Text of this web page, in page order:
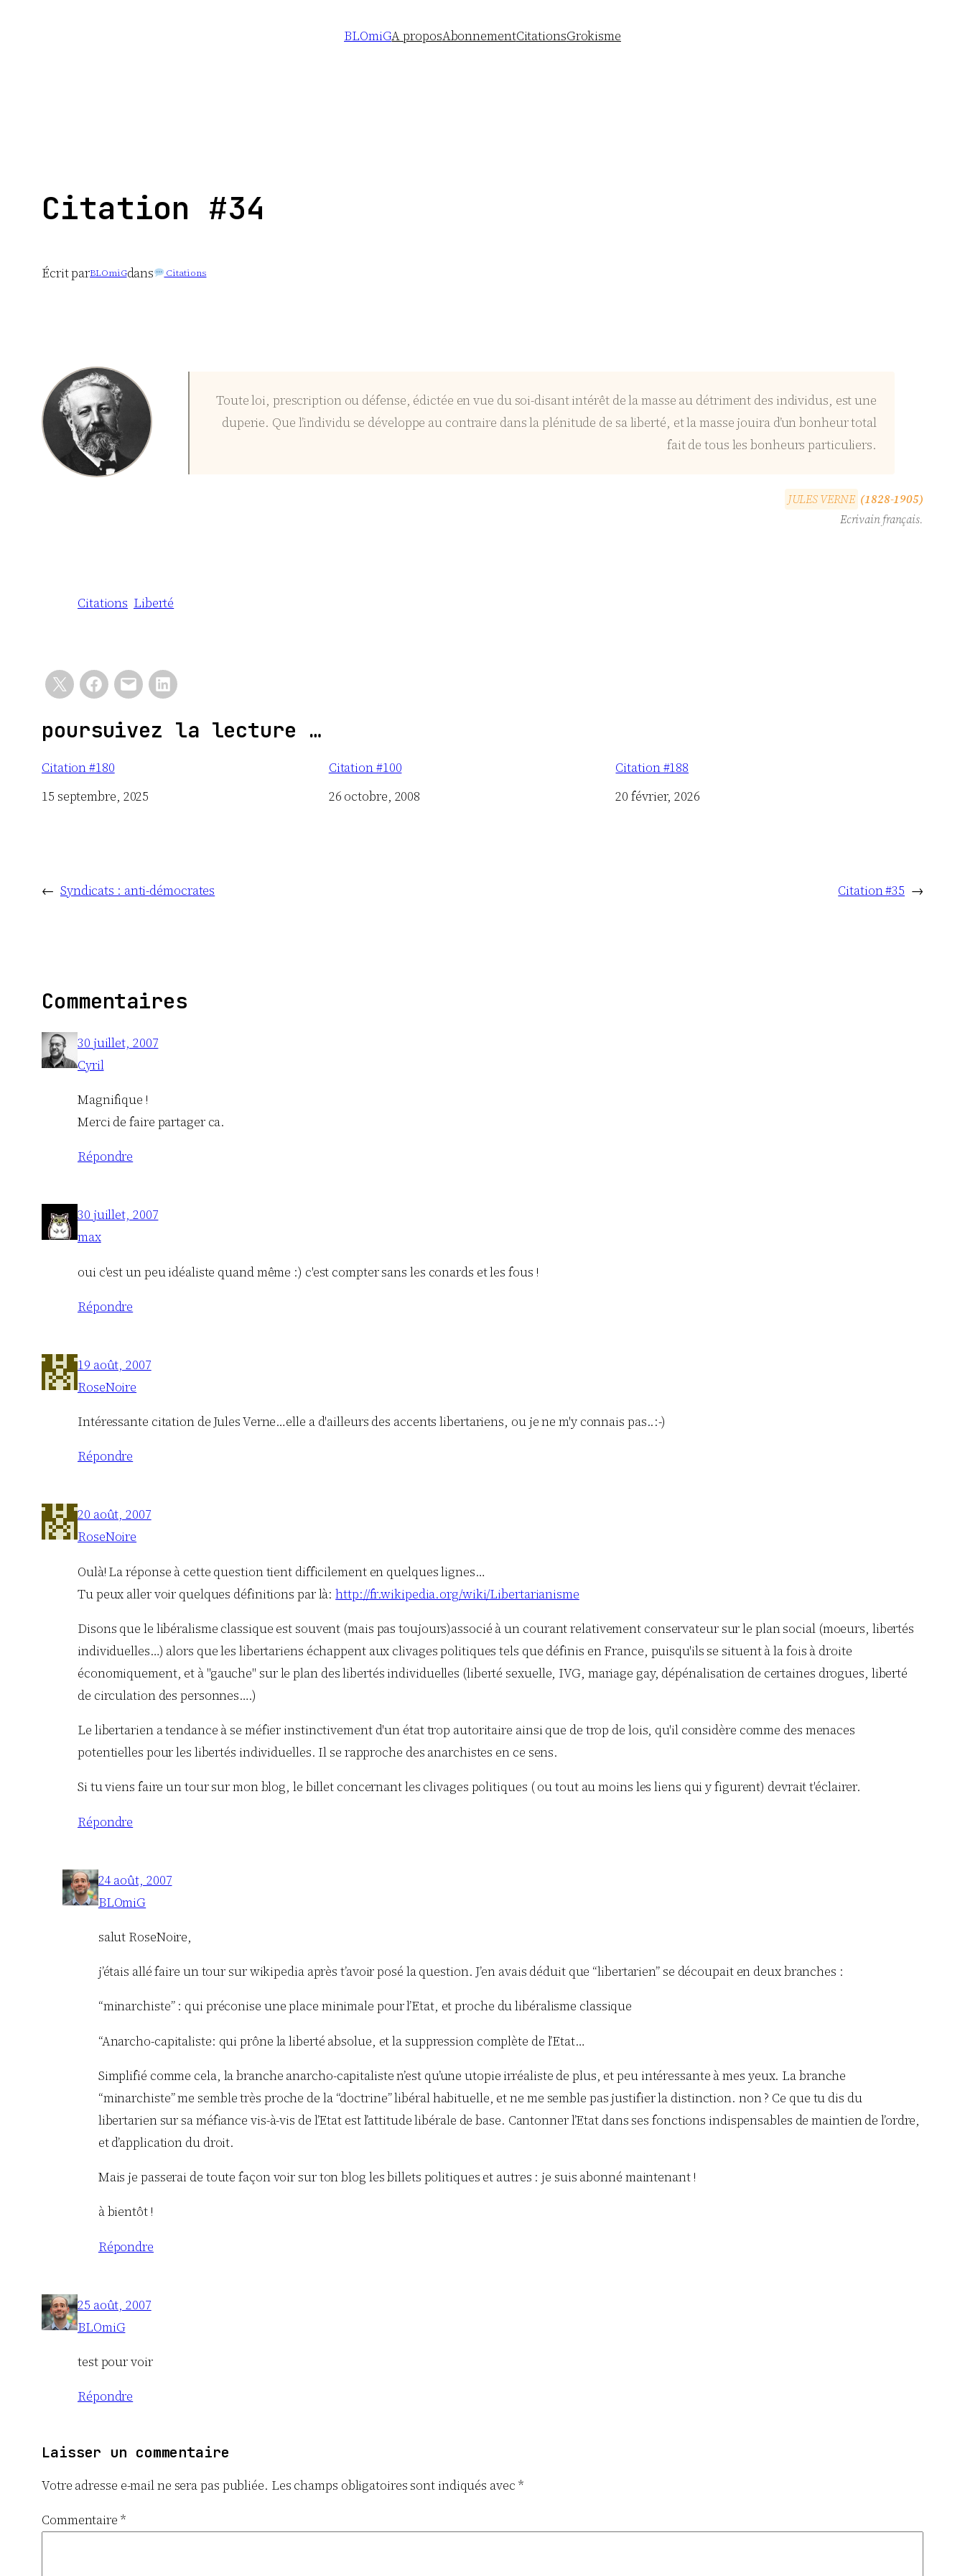
BLOmiGA proposAbonnementCitationsGrokisme
Citation #34
Écrit parBLOmiGdans Citations
Toute loi, prescription ou défense, édictée en vue du soi-disant intérêt de la masse au détriment des individus, est une
duperie. Que l’individu se développe au contraire dans la plénitude de sa liberté, et la masse jouira d’un bonheur total
fait de tous les bonheurs particuliers.
JULESVERNE (1828-1905)
Ecrivain français.
Citations Liberté
poursuivez la lecture …
Citation #180
Date
15 septembre, 2025
Citation #100
Date
26 octobre, 2008
Citation #188
Date
20 février, 2026
← Syndicats : anti-démocrates Citation #35 →
Commentaires
30 juillet, 2007
Cyril
Magnifique !
Merci de faire partager ca.
Répondre
30 juillet, 2007
max
oui c'est un peu idéaliste quand même :) c'est compter sans les conards et les fous !
Répondre
19 août, 2007
RoseNoire
Intéressante citation de Jules Verne…elle a d'ailleurs des accents libertariens, ou je ne m'y connais pas..:-)
Répondre
20 août, 2007
RoseNoire
Oulà! La réponse à cette question tient difficilement en quelques lignes…
Tu peux aller voir quelques définitions par là:http://fr.wikipedia.org/wiki/Libertarianisme
Disons que le libéralisme classique est souvent (mais pas toujours)associé à un courant relativement conservateur sur le plan social (moeurs, libertés
individuelles…) alors que les libertariens échappent aux clivages politiques tels que définis en France, puisqu'ils se situent à la fois à droite
économiquement, et à "gauche" sur le plan des libertés individuelles (liberté sexuelle, IVG, mariage gay, dépénalisation de certaines drogues, liberté
de circulation des personnes….)
Le libertarien a tendance à se méfier instinctivement d'un état trop autoritaire ainsi que de trop de lois, qu'il considère comme des menaces
potentielles pour les libertés individuelles. Il se rapproche des anarchistes en ce sens.
Si tu viens faire un tour sur mon blog, le billet concernant les clivages politiques ( ou tout au moins les liens qui y figurent) devrait t'éclairer.
Répondre
24 août, 2007
BLOmiG
salut RoseNoire,
j’étais allé faire un tour sur wikipedia après t’avoir posé la question. J’en avais déduit que “libertarien” se découpait en deux branches :
“minarchiste” : qui préconise une place minimale pour l’Etat, et proche du libéralisme classique
“Anarcho-capitaliste: qui prône la liberté absolue, et la suppression complète de l’Etat…
Simplifié comme cela, la branche anarcho-capitaliste n’est qu’une utopie irréaliste de plus, et peu intéressante à mes yeux. La branche
“minarchiste” me semble très proche de la “doctrine” libéral habituelle, et ne me semble pas justifier la distinction. non ? Ce que tu dis du
libertarien sur sa méfiance vis-à-vis de l’Etat est l’attitude libérale de base. Cantonner l’Etat dans ses fonctions indispensables de maintien de l’ordre,
et d’application du droit.
Mais je passerai de toute façon voir sur ton blog les billets politiques et autres : je suis abonné maintenant !
à bientôt !
Répondre
25 août, 2007
BLOmiG
test pour voir
Répondre
Laisser un commentaire
Votre adresse e-mail ne sera pas publiée. Les champs obligatoires sont indiqués avec *
Commentaire *